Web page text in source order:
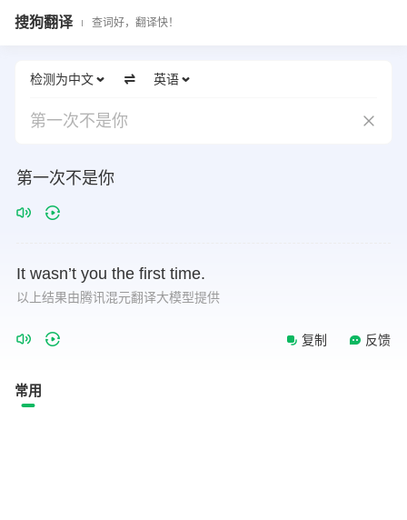
搜狗翻译 查词好，翻译快！
检测为中文 英语
第一次不是你
第一次不是你
It wasn’t you the first time.
以上结果由腾讯混元翻译大模型提供
复制 反馈
常用